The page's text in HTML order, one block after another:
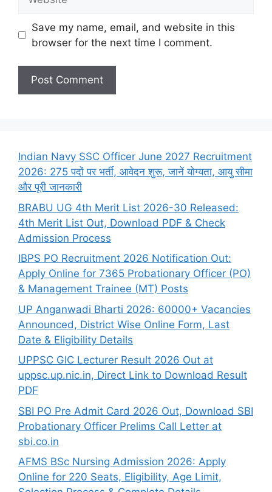
Save my name, email, and website in this
browser for the next time I comment.
Indian Navy SSC Officer June 2027 Recruitment
2026: 275 पदों पर भर्ती, आवेदन शुरू, जानें योग्यता, आयु सीमा
और पूरी जानकारी
BRABU UG 4th Merit List 2026-30 Released:
4th Merit List Out, Download PDF & Check
Admission Process
IBPS PO Recruitment 2026 Notification Out:
Apply Online for 7365 Probationary Officer (PO)
& Management Trainee (MT) Posts
UP Anganwadi Bharti 2026: 60000+ Vacancies
Announced, District Wise Online Form, Last
Date & Eligibility Details
UPPSC GIC Lecturer Result 2026 Out at
uppsc.up.nic.in, Direct Link to Download Result
PDF
SBI PO Pre Admit Card 2026 Out, Download SBI
Probationary Officer Prelims Call Letter at
sbi.co.in
AFMS BSc Nursing Admission 2026: Apply
Online for 220 Seats, Eligibility, Age Limit,